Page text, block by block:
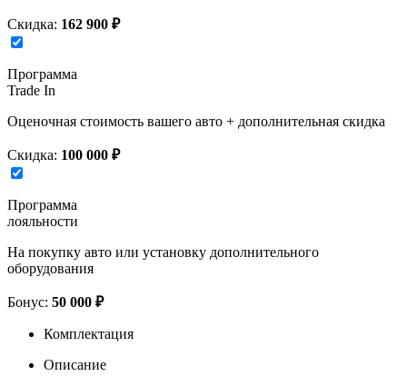
Скидка: 162 900 ₽
Программа
Trade In
Оценочная стоимость вашего авто + дополнительная скидка
Скидка: 100 000 ₽
Программа
лояльности
На покупку авто или установку дополнительного
оборудования
Бонус: 50 000 ₽
Комплектация
Описание